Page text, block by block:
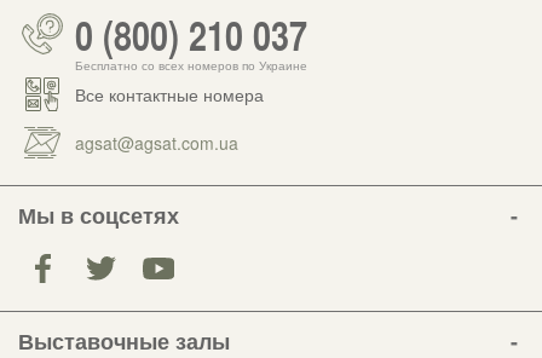
0 (800) 210 037
Бесплатно со всех номеров по Украине
Все контактные номера
agsat@agsat.com.ua
Мы в соцсетях
Выставочные залы